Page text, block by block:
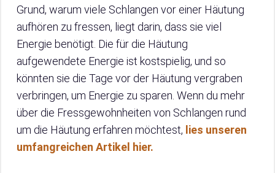
Grund, warum viele Schlangen vor einer Häutung
aufhören zu fressen, liegt darin, dass sie viel
Energie benötigt. Die für die Häutung
aufgewendete Energie ist kostspielig, und so
könnten sie die Tage vor der Häutung vergraben
verbringen, um Energie zu sparen. Wenn du mehr
über die Fressgewohnheiten von Schlangen rund
um die Häutung erfahren möchtest, lies unseren
umfangreichen Artikel hier.